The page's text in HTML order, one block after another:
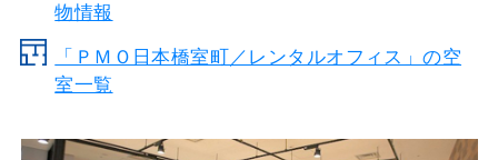
物情報
「ＰＭＯ日本橋室町／レンタルオフィス」の空
室一覧